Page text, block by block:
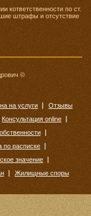
кответственности по ст.
штрафы и отсутствие
©
на услуги
Отзывы
Консультация online
по расписке
значение
Жилищные споры